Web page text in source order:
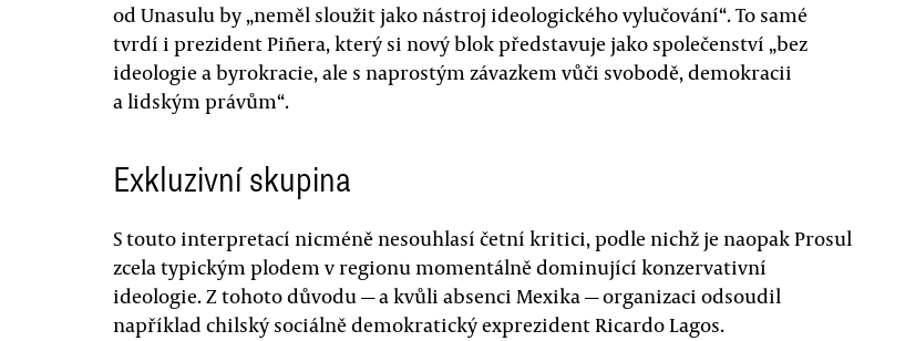
od Unasulu by „neměl sloužit jako nástroj ideologického vylučování“. To samé
tvrdí i prezident Piñera, který si nový blok představuje jako společenství „bez
ideologie a byrokracie, ale s naprostým závazkem vůči svobodě, demokracii
a lidským právům“.
Exkluzivní skupina
S touto interpretací nicméně nesouhlasí četní kritici, podle nichž je naopak Prosul
zcela typickým plodem v regionu momentálně dominující konzervativní
ideologie. Z tohoto důvodu — a kvůli absenci Mexika — organizaci odsoudil
například chilský sociálně demokratický exprezident Ricardo Lagos.